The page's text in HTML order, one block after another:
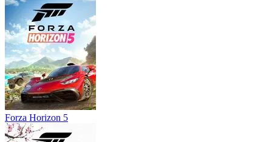
Forza Horizon 5